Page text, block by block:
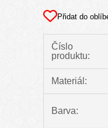
Přidat do
Číslo
produktu:
Materiál:
Barva: